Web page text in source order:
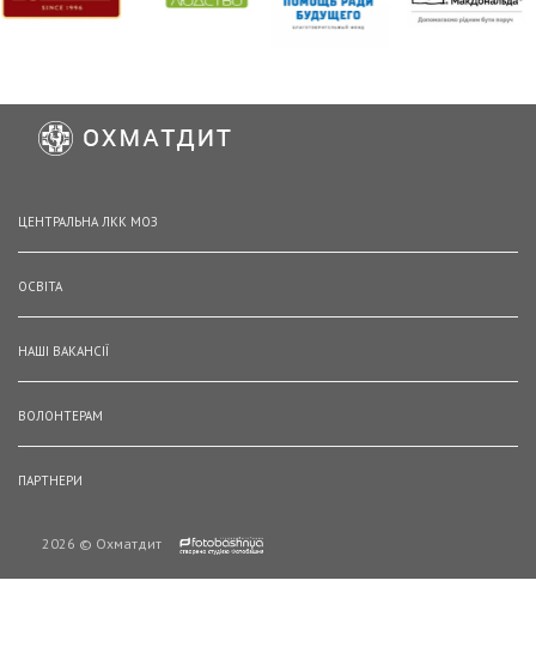
ЦЕНТРАЛЬНА ЛКК МОЗ
ОСВІТА
НАШІ ВАКАНСІЇ
ВОЛОНТЕРАМ
ПАРТНЕРИ
2026 © Охматдит